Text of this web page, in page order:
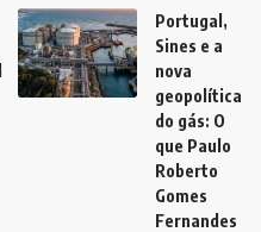
Portugal,
Sines e a
nova
geopolítica
do gás: O
que Paulo
Roberto
Gomes
Fernandes